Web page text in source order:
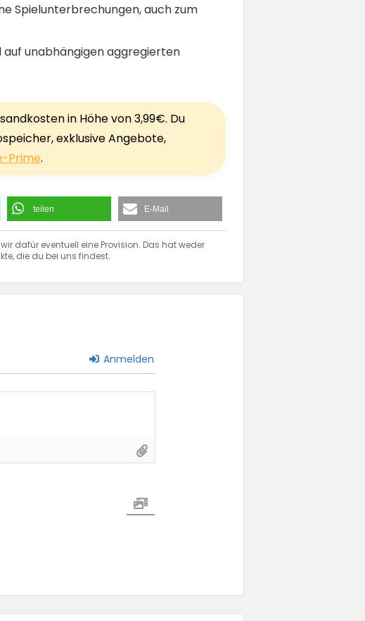
Spielunterbrechungen, auch zum
auf unabhängigen aggregierten
in Höhe von 3,99€. Du
exklusive Angebote,
Prime.
teilen E-Mail
dafür eventuell eine Provision. Das hat weder
die du bei uns findest.
Anmelden